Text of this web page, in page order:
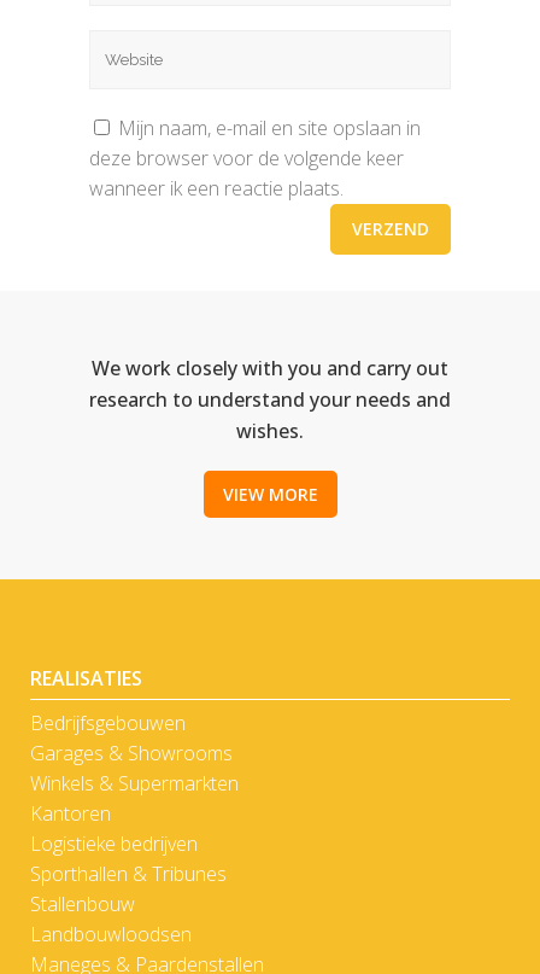
Mijn naam, e-mail en site opslaan in
deze browser voor de volgende keer
wanneer ik een reactie plaats.
We work closely with you and carry out
research to understand your needs and
wishes.
VIEW MORE
REALISATIES
Bedrijfsgebouwen
Garages & Showrooms
Winkels & Supermarkten
Kantoren
Logistieke bedrijven
Sporthallen & Tribunes
Stallenbouw
Landbouwloodsen
Maneges & Paardenstallen